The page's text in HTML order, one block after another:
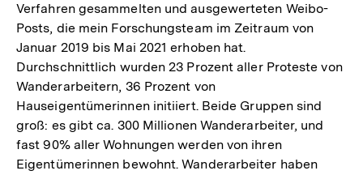
Auflösung
der
Fußnote
Verfahren gesammelten und ausgewerteten Weibo-
Posts, die mein Forschungsteam im Zeitraum von
Januar 2019 bis Mai 2021 erhoben hat.
Durchschnittlich wurden 23 Prozent aller Proteste von
Wanderarbeitern, 36 Prozent von
Hauseigentümerinnen initiiert. Beide Gruppen sind
groß: es gibt ca. 300 Millionen Wanderarbeiter, und
fast 90% aller Wohnungen werden von ihren
Eigentümerinnen bewohnt. Wanderarbeiter haben